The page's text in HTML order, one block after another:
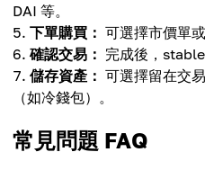
DAI 等。
下單購買： 可選擇市價單或
確認交易： 完成後，
儲存資產： 可選擇留在交
（如冷錢包）。
常見問題 FAQ